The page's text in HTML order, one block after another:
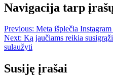
Navigacija tarp
Previous: Meta išplečia
Next: Ką jaučiams reikia
sulaužyti
Susiję įrašai